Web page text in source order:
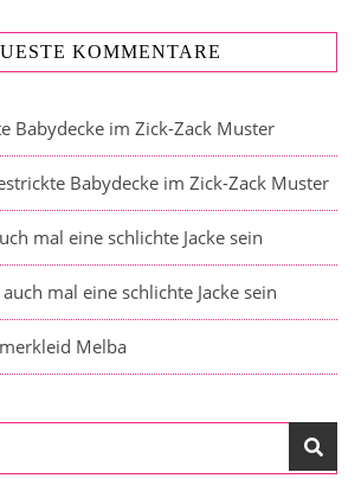
KOMMENTARE
Babydecke im Zick-Zack Muster
Babydecke im Zick-Zack Muster
mal eine schlichte Jacke sein
mal eine schlichte Jacke sein
Melba